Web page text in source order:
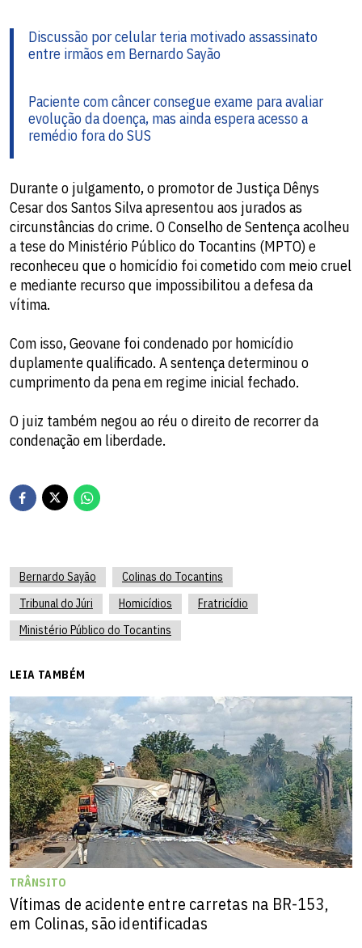
Discussão por celular teria motivado assassinato
entre irmãos em Bernardo Sayão
Paciente com câncer consegue exame para avaliar
evolução da doença, mas ainda espera acesso a
remédio fora do SUS
Durante o julgamento, o promotor de Justiça Dênys
Cesar dos Santos Silva apresentou aos jurados as
circunstâncias do crime. O Conselho de Sentença acolheu
a tese do Ministério Público do Tocantins (MPTO) e
reconheceu que o homicídio foi cometido com meio cruel
e mediante recurso que impossibilitou a defesa da
vítima.
Com isso, Geovane foi condenado por homicídio
duplamente qualificado. A sentença determinou o
cumprimento da pena em regime inicial fechado.
O juiz também negou ao réu o direito de recorrer da
condenação em liberdade.
Bernardo Sayão
Colinas do Tocantins
Tribunal do Júri
Homicídios
Fratricídio
Ministério Público do Tocantins
LEIA TAMBÉM
TRÂNSITO
Vítimas de acidente entre carretas na BR-153,
em Colinas, são identificadas